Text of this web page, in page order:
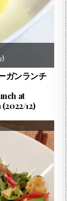
ガンランチ
at
12)